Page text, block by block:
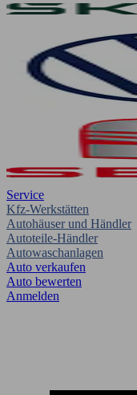
Service
Kfz-Werkstätten
Autohäuser und Händler
Autoteile-Händler
Autowaschanlagen
Auto verkaufen
Auto bewerten
Anmelden